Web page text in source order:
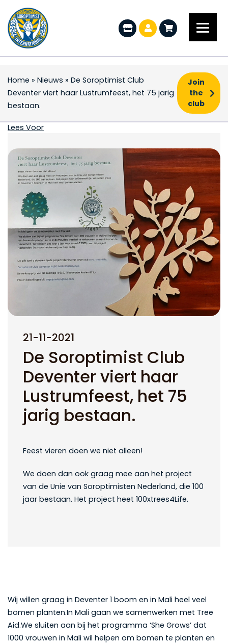
Home » Nieuws » De Soroptimist Club
Deventer viert haar Lustrumfeest, het 75 jarig
bestaan.
Join
the
club
De Soroptimist Club
Lees Voor
21-11-2021
De Soroptimist Club
Deventer viert haar
Lustrumfeest, het 75
jarig bestaan.
Feest vieren doen we niet alleen!
We doen dan ook graag mee aan het project
van de Unie van Soroptimisten Nederland, die 100
jaar bestaan. Het project heet 100xtrees4Life.
Wij willen graag in Deventer 1 boom en in Mali heel veel
bomen planten.In Mali gaan we samenwerken met Tree
Aid.We sluiten aan bij het programma ‘She Grows’ dat
1000 vrouwen in Mali wil helpen om bomen te planten en